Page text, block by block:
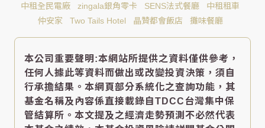
中租全民電廠 zingala銀角零卡 SENS法式餐廳
中租租車
仲安家
Two Tails Hotel 晶贊都會飯店 攤味餐廳
本公司重要聲明:本網站所提供之資料僅供參考，
任何人據此等資料而做出或改變投資決策，須自
行承擔結果。本網頁部分系統化之查詢功能，其
基金名稱及內容係直接載錄自TDCC台灣集中保
管結算所。本文提及之經濟走勢預測不必然代表